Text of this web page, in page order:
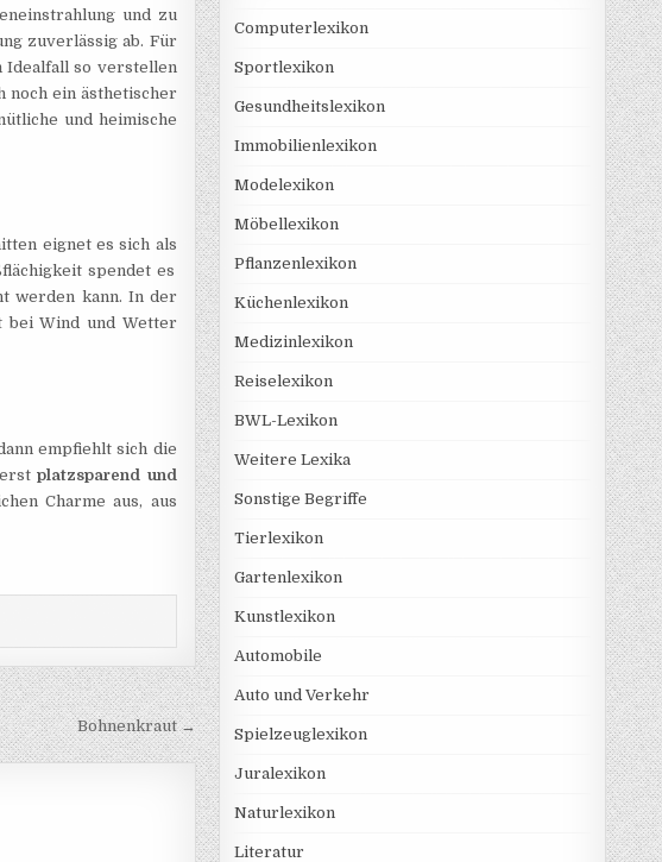
und zu
zuverlässig ab. Für
Idealfall so verstellen
noch ein ästhetischer
und heimische
eignet es sich als
spendet es
werden kann. In der
bei Wind und Wetter
empfiehlt sich die
platzsparend und
Charme aus, aus
Bohnenkraut →
Computerlexikon
Sportlexikon
Gesundheitslexikon
Immobilienlexikon
Modelexikon
Möbellexikon
Pflanzenlexikon
Küchenlexikon
Medizinlexikon
Reiselexikon
BWL-Lexikon
Weitere Lexika
Sonstige Begriffe
Tierlexikon
Gartenlexikon
Kunstlexikon
Automobile
Auto und Verkehr
Spielzeuglexikon
Juralexikon
Naturlexikon
Literatur